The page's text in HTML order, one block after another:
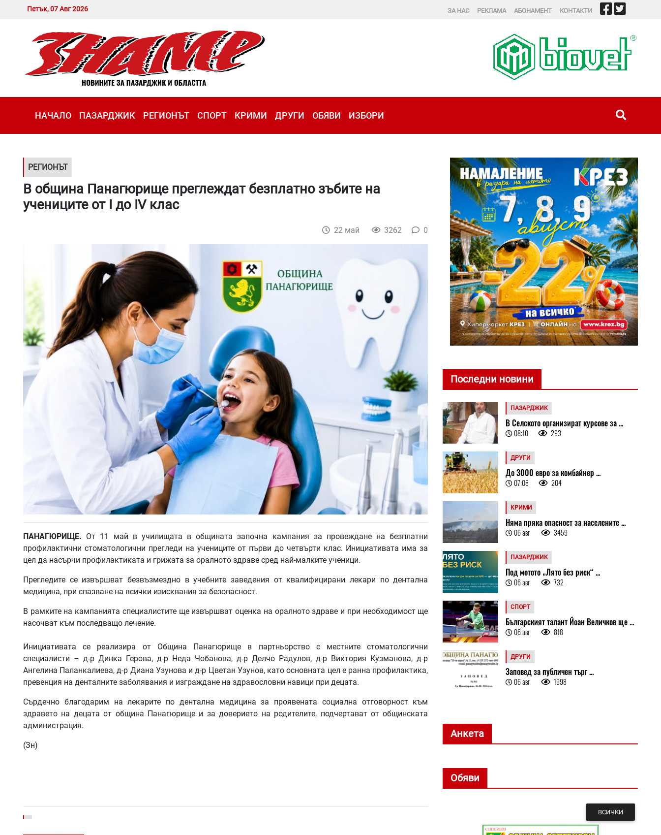
Петък, 07 Авг 2026 ЗА НАС РЕКЛАМА АБОНАМЕНТ КОНТАКТИ
НАЧАЛО ПАЗАРДЖИК РЕГИОНЪТ СПОРТ КРИМИ ДРУГИ ОБЯВИ ИЗБОРИ
РЕГИОНЪТ
В община Панагюрище преглеждат безплатно зъбите на
учениците от I до IV клас
22 май 3262 0
ПАНАГЮРИЩЕ. От 11 май в училищата в общината започна кампания за провеждане на безплатни
профилактични стоматологични прегледи на учениците от първи до четвърти клас. Инициативата има за
цел да насърчи профилактиката и грижата за оралното здраве сред най-малките ученици.
Прегледите се извършват безвъзмездно в учебните заведения от квалифицирани лекари по дентална
медицина, при спазване на всички изисквания за безопасност.
В рамките на кампанията специалистите ще извършват оценка на оралното здраве и при необходимост ще
насочват към последващо лечение.
Инициативата се реализира от Община Панагюрище в партньорство с местните стоматологични
специалисти – д-р Динка Герова, д-р Неда Чобанова, д-р Делчо Радулов, д-р Виктория Кузманова, д-р
Ангелина Паланкалиева, д-р Диана Узунова и д-р Цветан Узунов, като основната цел е ранна профилактика,
превенция на денталните заболявания и изграждане на здравословни навици при децата.
Сърдечно благодарим на лекарите по дентална медицина за проявената социална отговорност към
здравето на децата от община Панагюрище и за доверието на родителите, подчертават от общинската
администрация.
(Зн)
Последни новини
ПАЗАРДЖИК
В Селското организират курсове за ...
08:10 293
ДРУГИ
До 3000 евро за комбайнер ...
07:08 204
КРИМИ
Няма пряка опасност за населените ...
06 авг 3459
ПАЗАРДЖИК
Под мотото „Лято без риск“ ...
06 авг 732
СПОРТ
Българският талант Йоан Величков ще ...
06 авг 818
ДРУГИ
Заповед за публичен търг ...
06 авг 1998
Анкета
Обяви
ВСИЧКИ